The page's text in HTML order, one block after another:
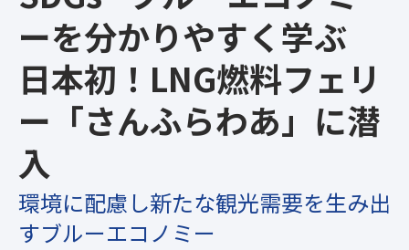
ーを分かりやすく学ぶ
日本初！LNG燃料フェリ
ー「さんふらわあ」に潜
入
環境に配慮し新たな観光需要を生み出
すブルーエコノミー